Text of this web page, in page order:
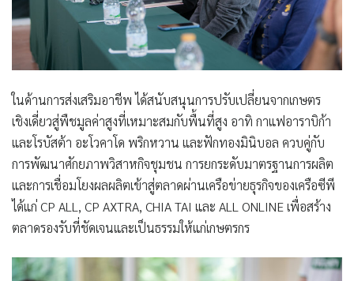
ในด้านการส่งเสริมอาชีพ ได้สนับสนุนการปรับเปลี่ยนจากเกษตร
เชิงเดี่ยวสู่พืชมูลค่าสูงที่เหมาะสมกับพื้นที่สูง อาทิ กาแฟอาราบิก้า
และโรบัสต้า อะโวคาโด พริกหวาน และฟักทองมินิบอล ควบคู่กับ
การพัฒนาศักยภาพวิสาหกิจชุมชน การยกระดับมาตรฐานการผลิต
และการเชื่อมโยงผลผลิตเข้าสู่ตลาดผ่านเครือข่ายธุรกิจของเครือซีพี
ได้แก่ CP ALL, CP AXTRA, CHIA TAI และ ALL ONLINE เพื่อสร้าง
ตลาดรองรับที่ชัดเจนและเป็นธรรมให้แก่เกษตรกร